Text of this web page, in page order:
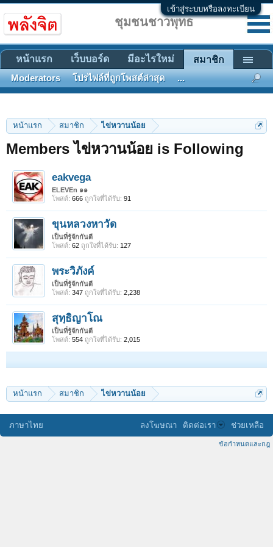
เข้าสู่ระบบหรือลงทะเบียน
หน้าแรก สมาชิก ไข่หวานน้อย
Members ไข่หวานน้อย is Following
eakvega
ELEVEn ๑๑
โพสต์: 666 ถูกใจที่ได้รับ: 91
ขุนหลวงหาวัด
เป็นที่รู้จักกันดี
โพสต์: 62 ถูกใจที่ได้รับ: 127
พระวิภังค์
เป็นที่รู้จักกันดี
โพสต์: 347 ถูกใจที่ได้รับ: 2,238
สุทฺธิญาโณ
เป็นที่รู้จักกันดี
โพสต์: 554 ถูกใจที่ได้รับ: 2,015
หน้าแรก สมาชิก ไข่หวานน้อย
ชุมชนชาวพุทธ
หน้าแรก เว็บบอร์ด มีอะไรใหม่ สมาชิก
Moderators โปรไฟล์ที่ถูกโพสต์ล่าสุด ...
ภาษาไทย ลงโฆษณา ติดต่อเรา ช่วยเหลือ
ข้อกำหนดและกฎ